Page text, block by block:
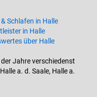
& Schlafen in Halle
in Halle
über Halle
Jahre verschiedenst
a. d. Saale, Halle a.